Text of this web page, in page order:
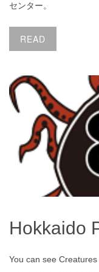
センター。
READ
Hokkaido
You can see